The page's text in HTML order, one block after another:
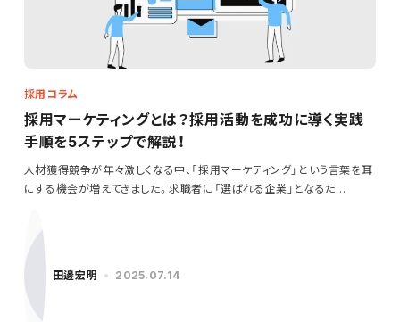
採用コラム
採用マーケティングとは？採用活動を成功に導く実践
手順を5ステップで解説！
人材獲得競争が年々激しくなる中、「採用マーケティング」という言葉を耳
にする機会が増えてきました。求職者に「選ばれる企業」となるた…
田邊宏明 2025.07.14